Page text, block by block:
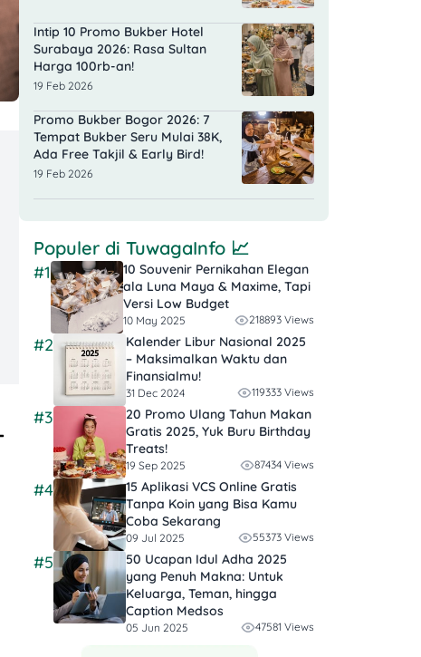
Intip 10 Promo Bukber Hotel
Surabaya 2026: Rasa Sultan
Harga 100rb-an!
19 Feb 2026
Promo Bukber Bogor 2026: 7
Tempat Bukber Seru Mulai 38K,
Ada Free Takjil & Early Bird!
19 Feb 2026
Populer di TuwagaInfo 📈
#1
10 Souvenir Pernikahan Elegan
ala Luna Maya & Maxime, Tapi
Versi Low Budget
10 May 2025 218893 Views
#2
Kalender Libur Nasional 2025
– Maksimalkan Waktu dan
Finansialmu!
31 Dec 2024 119333 Views
#3
20 Promo Ulang Tahun Makan
Gratis 2025, Yuk Buru Birthday
Treats!
19 Sep 2025 87434 Views
#4
15 Aplikasi VCS Online Gratis
Tanpa Koin yang Bisa Kamu
Coba Sekarang
09 Jul 2025 55373 Views
#5
50 Ucapan Idul Adha 2025
yang Penuh Makna: Untuk
Keluarga, Teman, hingga
Caption Medsos
05 Jun 2025 47581 Views